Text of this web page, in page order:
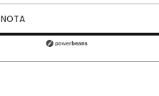
NOTA
segundos